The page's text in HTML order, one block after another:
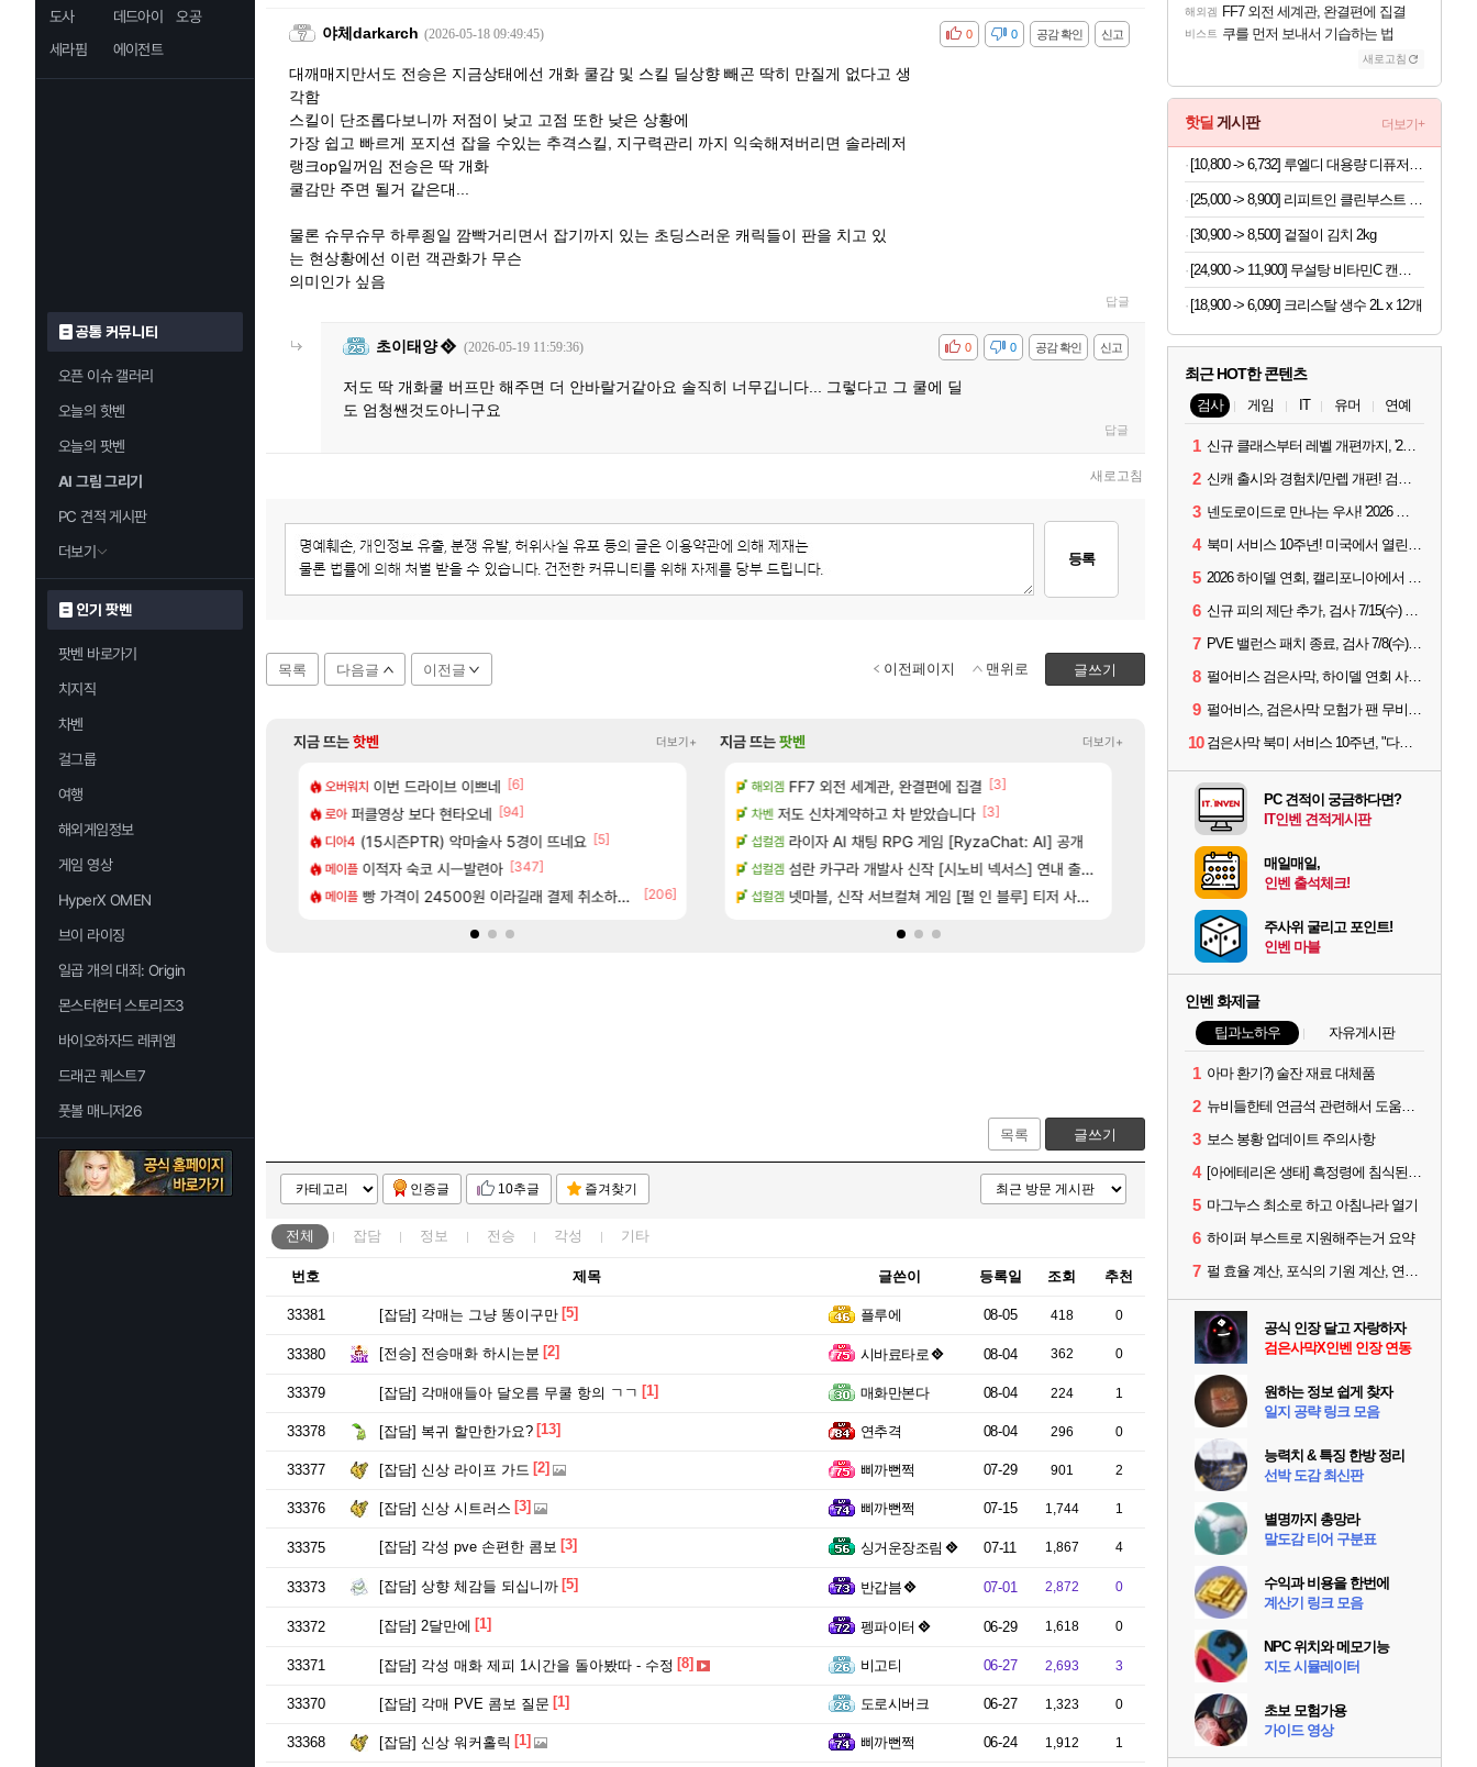
도사
데드아이
오공
세라핌
에이전트
공통 커뮤니티
오픈 이슈 갤러리
오늘의 핫벤
오늘의 팟벤
AI 그림 그리기
PC 견적 게시판
더보기
인기 팟벤
팟벤 바로가기
치지직
차벤
걸그룹
여행
해외게임정보
게임 영상
HyperX OMEN
브이 라이징
일곱 개의 대죄: Origin
몬스터헌터 스토리즈3
바이오하자드 레퀴엠
드래곤 퀘스트7
풋볼 매니저26
야체darkarch (2026-05-18 09:49:45) 신고
공감 확인
비공감 0
0
대깨매지만서도 전승은 지금상태에선 개화 쿨감 및 스킬 딜상향 빼곤 딱히 만질게 없다고 생
각함
스킬이 단조롭다보니까 저점이 낮고 고점 또한 낮은 상황에
가장 쉽고 빠르게 포지션 잡을 수있는 추격스킬, 지구력관리 까지 익숙해져버리면 솔라레저
랭크op일꺼임 전승은 딱 개화
쿨감만 주면 될거 같은대...
물론 슈무슈무 하루죙일 깜빡거리면서 잡기까지 있는 초딩스러운 캐릭들이 판을 치고 있
는 현상황에선 이런 객관화가 무슨
의미인가 싶음
답글
초이태양 (2026-05-19 11:59:36) 신고
공감 확인
비공감 0
0
저도 딱 개화쿨 버프만 해주면 더 안바랄거같아요 솔직히 너무깁니다... 그렇다고 그 쿨에 딜
도 엄청쌘것도아니구요
답글
새로고침
등록
목록 다음글 이전글 글쓰기
이전페이지 맨위로
지금 뜨는핫벤 더보기+
[82]
[35]
용 17번 터짐 [76]
이트메어 TOP 10 직업별 분포
오버워치 이번 드라이브 이쁘네 [6]
로아 퍼클영상 보다 현타오네 [94]
디아4 (15시즌PTR) 악마술사 5경이 뜨네요 [5]
메이플 이적자 숙코 시ㅡ발련아 [347]
메이플 빵 가격이 24500원 이라길래 결제 취소하고 나왔다 [206]
로아 너넨 대난 함부로 가지 마라.. [45]
디아4 Ssf 정의를 내려 버린 디시인 [6]
메이플 게이머라면 필수로 알아야 할 것 [116]
로아 100:8 보다 효율이 좋은 상향된 아제나 ㄷㄷ
[101]
메이플 우리 나라의 주적은?? [137]
빵값 문의 후기
야동 투척하고 간다 [13]
벨가 하드 찐 투력컷
레테 재사용 17번 터짐
벨가르딘 나이트메어 TOP 10 직업별 분포
지금 뜨는팟벤 더보기+
길찾기/지도 공략 (1 ~ 12장)
트 때는 로비에 온라인 기능이 있는데
2판 ‘몬헌 와일즈’, 30~40fps 목표 추정
브 리인카네이션 오픈 트레일러
여행 7년만에 가족여행을 다녀왔습니다.
아스오라 「에린」 컨셉 포스터 공개
비스트 쿠를 먼저 보내서 기습하는 법
리싱크드 리싱크드 1.06 패치노트 (8/5)
비스트 비스트 오브 리인카네이션 정보/공략글 모음
해외겜 FF7 외전 세계관, 완결편에 집결 [3]
차벤 저도 신차계약하고 차 받았습니다 [3]
섭컬겜 라이자 AI 채팅 RPG 게임 [RyzaChat: AI] 공개
섭컬겜 섬란 카구라 개발사 신작 [시노비 넥서스] 연내 출시 예정
섭컬겜 넷마블, 신작 서브컬쳐 게임 [펄 인 블루] 티저 사이트 오픈
챕터별 길찾기/지도 공략 (1 ~ 12장)
아주프로 4컷 만화 | 야간 보초는 너무 힘들어
테스트 때는 로비에 온라인 기능이 있는데
스위치2판 ‘몬헌 와일즈’, 30~40fps 목표 추
비스트 오브 리인카네이션 오픈 트레일러
목록 글쓰기
인증글 10추글 즐겨찾기
전체 잡담 정보 전승 각성 기타
번호 제목 글쓴이 등록일 조회 추천
33381 [잡담] 각매는 그냥 똥이구만 [5] 플루에 08-05 418 0
33380 [전승] 전승매화 하시는분 [2] 시바료타로 08-04 362 0
33379 [잡담] 각매애들아 달오름 무쿨 항의 ㄱㄱ [1] 매화만본다 08-04 224 1
33378 [잡담] 복귀 할만한가요? [13] 연추격 08-04 296 0
33377 [잡담] 신상 라이프 가드 [2] 삐까뻔쩍 07-29 901 2
33376 [잡담] 신상 시트러스 [3] 삐까뻔쩍 07-15 1,744 1
33375 [잡담] 각성 pve 손편한 콤보 [3] 싱거운장조림 07-11 1,867 4
33373 [잡담] 상향 체감들 되십니까 [5] 반갑븜 07-01 2,872 0
33372 [잡담] 2달만에 [1] 펭파이터 06-29 1,618 0
33371 [잡담] 각성 매화 제피 1시간을 돌아봤따 - 수정 [8] 비고티 06-27 2,693 3
33370 [잡담] 각매 PVE 콤보 질문 [1] 도로시버크 06-27 1,323 0
33368 [잡담] 신상 워커홀릭 [1] 삐까뻔쩍 06-24 1,912 1
해외겜 FF7 외전 세계관, 완결편에 집결
비스트 쿠를 먼저 보내서 기습하는 법
새로고침
핫딜 게시판 더보기+
[30,900 -> 8,500] 겉절이 김치 2kg
[18,900 -> 6,090] 크리스탈 생수 2L x 12개
최근 HOT한 콘텐츠
검사 게임 IT 유머 연예
1 신규 클래스부터 레벨 개편까지, '2026 검은사막 하이델 연회' 총정리
2 신캐 출시와 경험치/만렙 개편! 검사 2026 하이델 연회 모아보기
3 넨도로이드로 만나는 우사! '2026 하이델 연회' 막바지 깜짝 공개
4 북미 서비스 10주년! 미국에서 열린 '검은사막 하이델 연회'
5 2026 하이델 연회, 캘리포니아에서 개최
6 신규 피의 제단 추가, 검사 7/15(수) 패치 핵심 정리
7 PVE 밸런스 패치 종료, 검사 7/8(수) 패치 핵심 정리
8 펄어비스 검은사막, 하이델 연회 사전 이벤트 시작
9 펄어비스, 검은사막 모험가 팬 무비 '마디걸스' 글로벌 상영회 개최
10 검은사막 북미 서비스 10주년, "다음 10년도 우리만의 액션으로"
PC 견적이 궁금하다면?
IT인벤 견적게시판
매일매일,
인벤 출석체크!
주사위 굴리고 포인트!
인벤 마블
인벤 화제글
팁과노하우 자유게시판
1 아마 환기?) 술잔 재료 대체품
2 뉴비들한테 연금석 관련해서 도움이 될까해서..(벨의심장 등)
3 보스 봉황 업데이트 주의사항
4 [아에테리온 생태] 흑정령에 침식된 검사/용병
5 마그누스 최소로 하고 아침나라 열기
6 하이퍼 부스트로 지원해주는거 요약
7 펄 효율 계산, 포식의 기원 계산, 연금석 계산 사이트 공유
공식 인장 달고 자랑하자
검은사막X인벤 인장 연동
원하는 정보 쉽게 찾자
일지 공략 링크 모음
능력치 & 특징 한방 정리
선박 도감 최신판
별명까지 총망라
말도감 티어 구분표
수익과 비용을 한번에
계산기 링크 모음
NPC 위치와 메모기능
지도 시뮬레이터
초보 모험가용
가이드 영상